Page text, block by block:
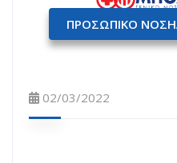
ΠΡΟΣΩΠΙΚΟ
02/03/2022